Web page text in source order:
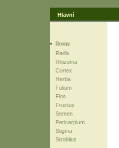
Hlavní
Drogy
Radix
Rhizoma
Cortex
Herba
Folium
Flos
Fructus
Semen
Pericarpium
Stigma
Strobilus